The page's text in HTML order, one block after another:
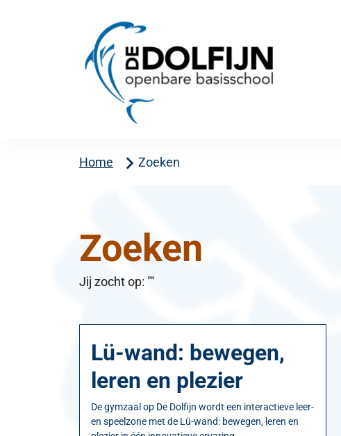
Home Zoeken
Zoeken
Jij zocht op: ""
Lü-wand: bewegen,
leren en plezier
De gymzaal op De Dolfijn wordt een interactieve leer-
en speelzone met de Lü-wand: bewegen, leren en